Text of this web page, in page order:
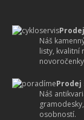
Náš
listy, kvalitní
Náš
osobností.